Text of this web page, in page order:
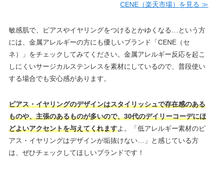
CENE（楽天市場）を見る ≫
敏感肌で、ピアスやイヤリングをつけるとかゆくなる…という方
には、金属アレルギーの方にも優しいブランド「CENE（セ
ネ）」をチェックしてみてください。金属アレルギー反応を起こ
しにくいサージカルステンレスを素材にしているので、普段使い
する場合でも安心感があります。
ピアス・イヤリングのデザインはスタイリッシュで存在感のある
ものや、主張のあるものが多いので、30代のデイリーコーデにほ
どよいアクセントを与えてくれますよ。「低アレルギー素材のピ
アス・イヤリングはデザインが垢抜けない…」と感じている方
は、ぜひチェックしてほしいブランドです！